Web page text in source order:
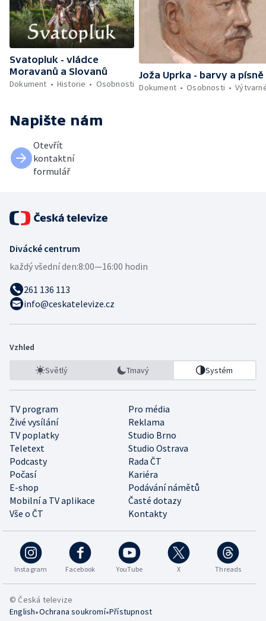
Svatopluk - vládce
Moravanů a Slovanů
Dokument
Historie Osobnosti
Joža Uprka - barvy a písně
Dokument
Osobnosti
Napište nám
Otevřít
kontaktní
formulář
Divácké centrum
každý všední den:8:00—16:00 hodin
261 136 113
info@ceskatelevize.cz
Vzhled
Světlý Tmavý Systém
TV program
Pro média
Živé vysílání
Reklama
TV poplatky
Studio Brno
Teletext
Studio Ostrava
Podcasty
Rada ČT
Počasí
Kariéra
E-shop
Podávání námětů
Mobilní a TV aplikace
Časté dotazy
Vše o ČT
Kontakty
Instagram Facebook YouTube X Threads
© Česká televize
English•Ochrana soukromí•Přístupnost